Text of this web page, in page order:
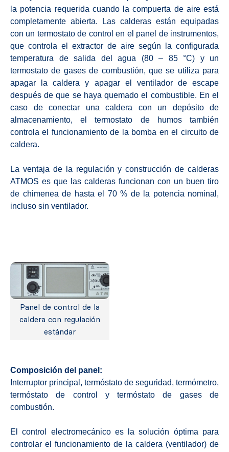
la potencia requerida cuando la compuerta de aire está
completamente abierta. Las calderas están equipadas
con un termostato de control en el panel de instrumentos,
que controla el extractor de aire según la configurada
temperatura de salida del agua (80 – 85 °C) y un
termostato de gases de combustión, que se utiliza para
apagar la caldera y apagar el ventilador de escape
después de que se haya quemado el combustible. En el
caso de conectar una caldera con un depósito de
almacenamiento, el termostato de humos también
controla el funcionamiento de la bomba en el circuito de
caldera.
La ventaja de la regulación y construcción de calderas
ATMOS es que las calderas funcionan con un buen tiro
de chimenea de hasta el 70 % de la potencia nominal,
incluso sin ventilador.
Panel de control de la
caldera con regulación
estándar
Composición del panel:
Interruptor principal, termóstato de seguridad, termómetro,
termóstato de control y termóstato de gases de
combustión.
El control electromecánico es la solución óptima para
controlar el funcionamiento de la caldera (ventilador) de